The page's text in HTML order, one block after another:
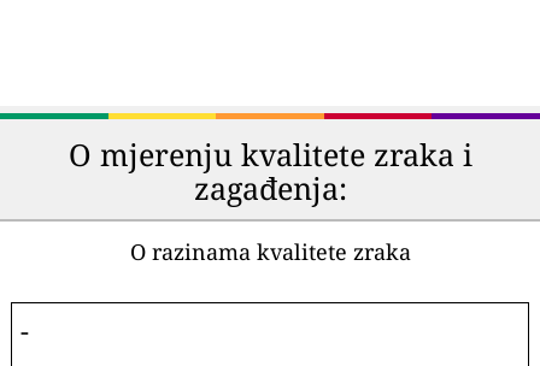
O mjerenju kvalitete zraka i
zagađenja:
O razinama kvalitete zraka
-